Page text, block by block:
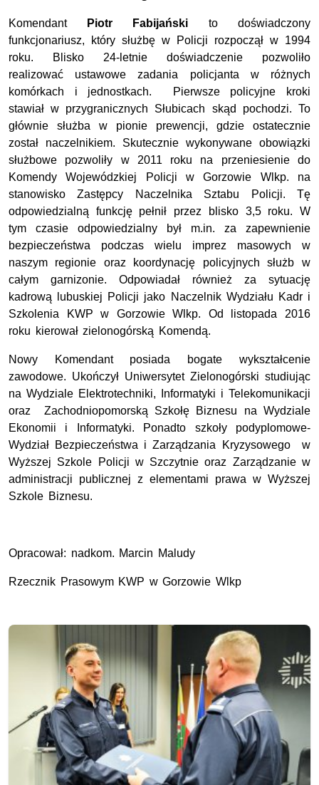
Komendant Piotr Fabijański to doświadczony
funkcjonariusz, który służbę w Policji rozpoczął w 1994
roku. Blisko 24-letnie doświadczenie pozwoliło
realizować ustawowe zadania policjanta w różnych
komórkach i jednostkach. Pierwsze policyjne kroki
stawiał w przygranicznych Słubicach skąd pochodzi. To
głównie służba w pionie prewencji, gdzie ostatecznie
został naczelnikiem. Skutecznie wykonywane obowiązki
służbowe pozwoliły w 2011 roku na przeniesienie do
Komendy Wojewódzkiej Policji w Gorzowie Wlkp. na
stanowisko Zastępcy Naczelnika Sztabu Policji. Tę
odpowiedzialną funkcję pełnił przez blisko 3,5 roku. W
tym czasie odpowiedzialny był m.in. za zapewnienie
bezpieczeństwa podczas wielu imprez masowych w
naszym regionie oraz koordynację policyjnych służb w
całym garnizonie. Odpowiadał również za sytuację
kadrową lubuskiej Policji jako Naczelnik Wydziału Kadr i
Szkolenia KWP w Gorzowie Wlkp. Od listopada 2016
roku kierował zielonogórską Komendą.
Nowy Komendant posiada bogate wykształcenie
zawodowe. Ukończył Uniwersytet Zielonogórski studiując
na Wydziale Elektrotechniki, Informatyki i Telekomunikacji
oraz Zachodniopomorską Szkołę Biznesu na Wydziale
Ekonomii i Informatyki. Ponadto szkoły podyplomowe-
Wydział Bezpieczeństwa i Zarządzania Kryzysowego w
Wyższej Szkole Policji w Szczytnie oraz Zarządzanie w
administracji publicznej z elementami prawa w Wyższej
Szkole Biznesu.
Opracował: nadkom. Marcin Maludy
Rzecznik Prasowym KWP w Gorzowie Wlkp